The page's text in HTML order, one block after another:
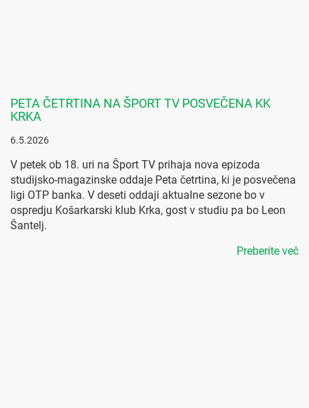
PETA ČETRTINA NA ŠPORT TV POSVEČENA KK
KRKA
6.5.2026
V petek ob 18. uri na Šport TV prihaja nova epizoda
studijsko-magazinske oddaje Peta četrtina, ki je posvečena
ligi OTP banka. V deseti oddaji aktualne sezone bo v
ospredju Košarkarski klub Krka, gost v studiu pa bo Leon
Šantelj.
Preberite več